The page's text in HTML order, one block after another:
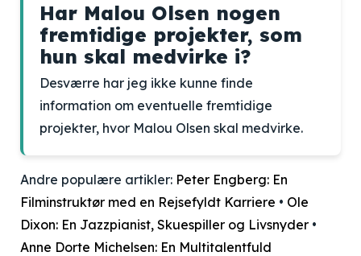
Har Malou Olsen nogen
fremtidige projekter, som
hun skal medvirke i?
Desværre har jeg ikke kunne finde
information om eventuelle fremtidige
projekter, hvor Malou Olsen skal medvirke.
Andre populære artikler: Peter Engberg: En
Filminstruktør med en Rejsefyldt Karriere • Ole
Dixon: En Jazzpianist, Skuespiller og Livsnyder •
Anne Dorte Michelsen: En Multitalentfuld